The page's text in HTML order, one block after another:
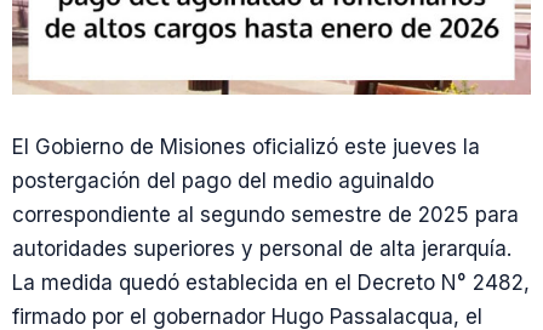
El Gobierno de Misiones oficializó este jueves la
postergación del pago del medio aguinaldo
correspondiente al segundo semestre de 2025 para
autoridades superiores y personal de alta jerarquía.
La medida quedó establecida en el Decreto N° 2482,
firmado por el gobernador Hugo Passalacqua, el